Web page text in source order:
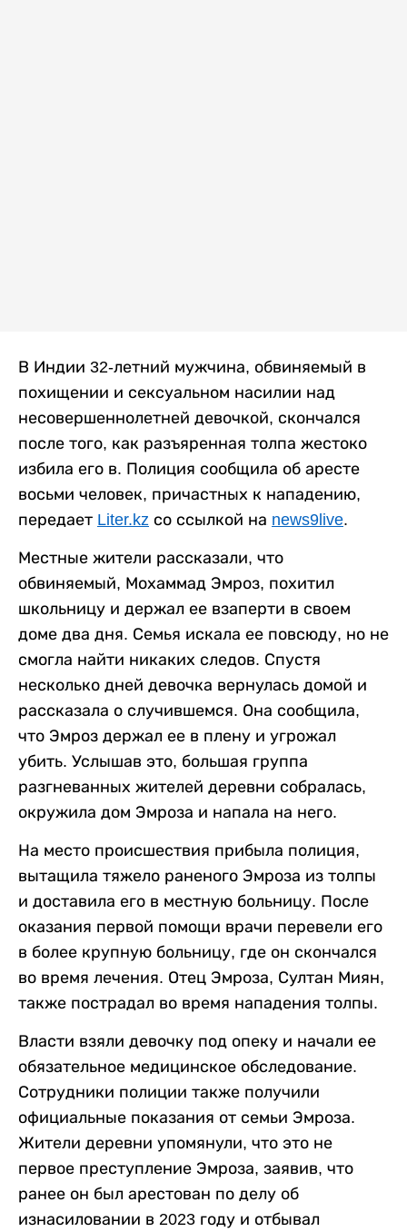
В Индии 32-летний мужчина, обвиняемый в
похищении и сексуальном насилии над
несовершеннолетней девочкой, скончался
после того, как разъяренная толпа жестоко
избила его в. Полиция сообщила об аресте
восьми человек, причастных к нападению,
передает Liter.kz со ссылкой на news9live.
Местные жители рассказали, что
обвиняемый, Мохаммад Эмроз, похитил
школьницу и держал ее взаперти в своем
доме два дня. Семья искала ее повсюду, но не
смогла найти никаких следов. Спустя
несколько дней девочка вернулась домой и
рассказала о случившемся. Она сообщила,
что Эмроз держал ее в плену и угрожал
убить. Услышав это, большая группа
разгневанных жителей деревни собралась,
окружила дом Эмроза и напала на него.
На место происшествия прибыла полиция,
вытащила тяжело раненого Эмроза из толпы
и доставила его в местную больницу. После
оказания первой помощи врачи перевели его
в более крупную больницу, где он скончался
во время лечения. Отец Эмроза, Султан Миян,
также пострадал во время нападения толпы.
Власти взяли девочку под опеку и начали ее
обязательное медицинское обследование.
Сотрудники полиции также получили
официальные показания от семьи Эмроза.
Жители деревни упомянули, что это не
первое преступление Эмроза, заявив, что
ранее он был арестован по делу об
изнасиловании в 2023 году и отбывал